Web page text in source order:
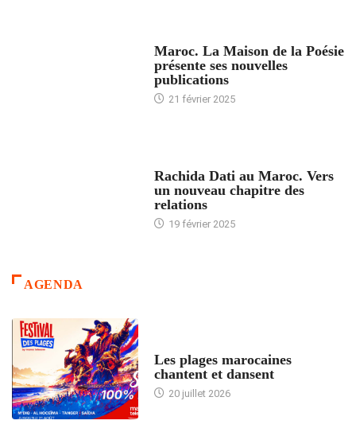
Maroc. La Maison de la Poésie
présente ses nouvelles
publications
21 février 2025
Rachida Dati au Maroc. Vers
un nouveau chapitre des
relations
19 février 2025
AGENDA
Les plages marocaines
chantent et dansent
20 juillet 2026